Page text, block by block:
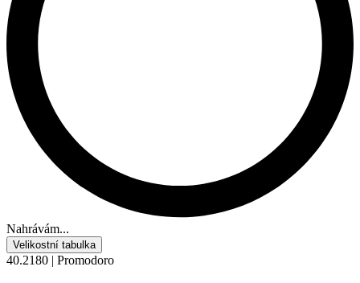
Nahrávám...
Velikostní tabulka
40.2180 | Promodoro